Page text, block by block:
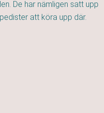
De har nämligen satt upp
att köra upp där.